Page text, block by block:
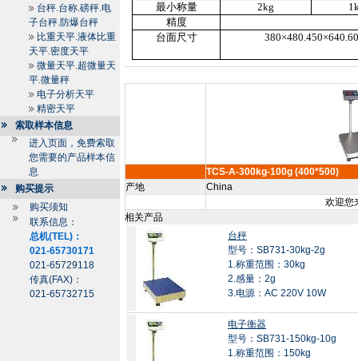
台秤.台称.磅秤.电
子台秤.防爆台秤
比重天平.液体比重
天平.密度天平
微量天平.超微量天
平.微量秤
电子分析天平
精密天平
索取样本信息
进入页面，免费索取
您需要的产品样本信
息
购买提示
购买须知
联系信息：
总机(TEL)：
021-65730171
021-65729118
传真(FAX)：
021-65732715
最小称量
2kg
精度
台面尺寸
380×480.450×
TCS-A-300kg-100g (400*500)
产地
China
欢迎您
相关产品
台秤
型号：SB731-30kg-2g
1.称重范围：30kg
2.感量：2g
3.电源：AC 220V 10W
电子衡器
型号：SB731-150kg-10g
1.称重范围：150kg